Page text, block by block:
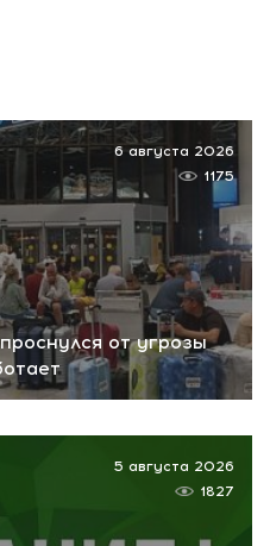
от угрозы
6 августа 2026
1175
5 августа 2026
1827